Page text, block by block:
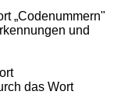
„Codenummern"
und
das Wort